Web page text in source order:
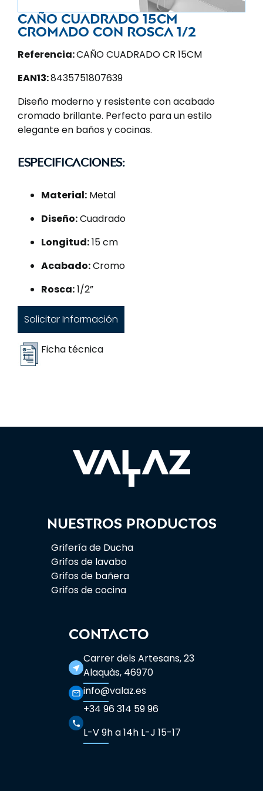
Caño cuadrado 15cm
cromado con rosca 1/2
Referencia:CAÑO CUADRADO CR 15CM
EAN13:8435751807639
Diseño moderno y resistente con acabado
cromado brillante. Perfecto para un estilo
elegante en baños y cocinas.
Especificaciones:
Material: Metal
Diseño:Cuadrado
Longitud:15 cm
Acabado:Cromo
Rosca:1/2”
Solicitar Información
Ficha técnica
Nuestros productos
Grifería de Ducha
Grifos de lavabo
Grifos de bañera
Grifos de cocina
CONTACTO
near_me
Carrer dels Artesans, 23
Alaquàs, 46970
mail_outline info@valaz.es
phone
+34 96 314 59 96
L-V 9h a 14h L-J 15-17